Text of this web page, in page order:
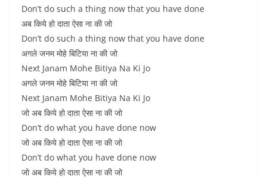
Don’t do such a thing now that you have done
अब किये हो दाता ऐसा ना की जो
Don’t do such a thing now that you have done
अगले जनम मोहे बिटिया ना की जो
Next Janam Mohe Bitiya Na Ki Jo
अगले जनम मोहे बिटिया ना की जो
Next Janam Mohe Bitiya Na Ki Jo
जो अब किये हो दाता ऐसा ना की जो
Don’t do what you have done now
जो अब किये हो दाता ऐसा ना की जो
Don’t do what you have done now
जो अब किये हो दाता ऐसा ना की जो